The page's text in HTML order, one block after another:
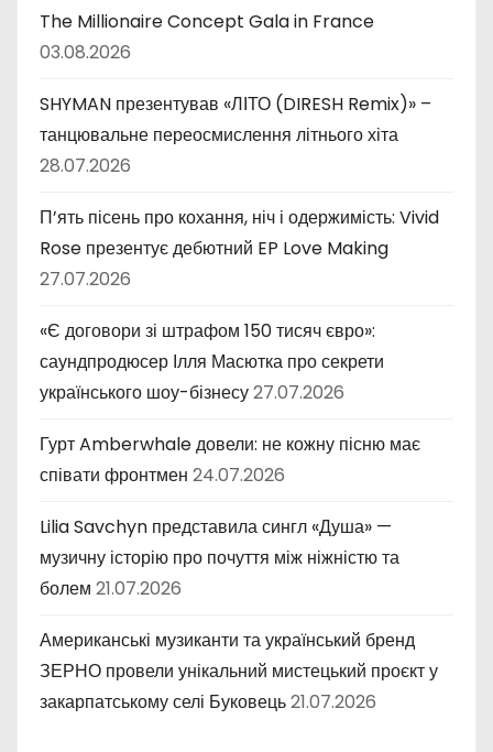
The Millionaire Concept Gala in France
03.08.2026
SHYMAN презентував «ЛІТО (DIRESH Remix)» –
танцювальне переосмислення літнього хіта
28.07.2026
П’ять пісень про кохання, ніч і одержимість: Vivid
Rose презентує дебютний EP Love Making
27.07.2026
«Є договори зі штрафом 150 тисяч євро»:
саундпродюсер Ілля Масютка про секрети
українського шоу-бізнесу27.07.2026
Гурт Amberwhale довели: не кожну пісню має
співати фронтмен 24.07.2026
Lilia Savchyn представила сингл «Душа» —
музичну історію про почуття між ніжністю та
болем 21.07.2026
Американські музиканти та український бренд
ЗЕРНО провели унікальний мистецький проєкт у
закарпатському селі Буковець21.07.2026